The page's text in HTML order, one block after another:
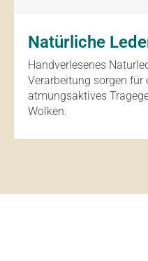
Natürliche
Handverlesenes
Verarbeitung sorgen für
atmungsaktives
Wolken.